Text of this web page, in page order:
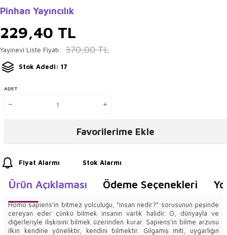
Pinhan Yayıncılık
229,40 TL
Yayınevi Liste Fiyatı: 370,00TL
Stok Adedi: 17
ADET
Favorilerime Ekle
Fiyat Alarmı Stok Alarmı
Ürün Açıklaması Ödeme Seçenekleri
Homo sapiens’in bitmez yolculuğu, “insan nedir?” sorusunun peşinde
cereyan eder çünkü bilmek insanın varlık halidir. O, dünyayla ve
diğerleriyle ilişkisini bilmek üzerinden kurar. Sapiens’in bilme arzusu
ilkin kendine yöneliktir, kendini bilmektir. Gılgamış miti, uygarlığın